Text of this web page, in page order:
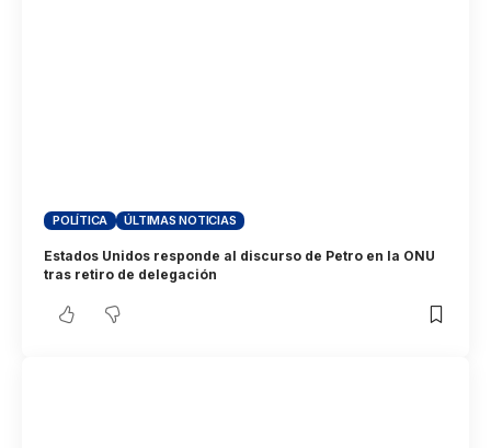
POLÍTICA ÚLTIMAS NOTICIAS
Estados Unidos responde al discurso de Petro en la ONU
tras retiro de delegación